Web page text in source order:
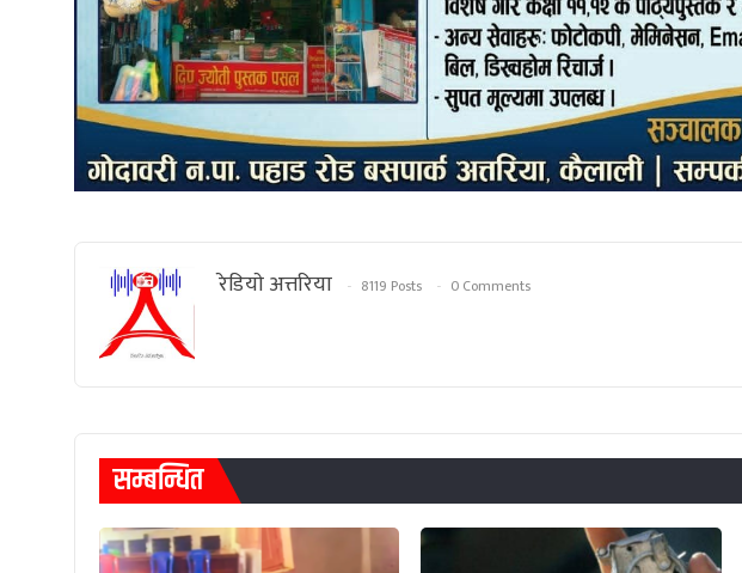
रेडियाे अत्तरिया 8119 Posts 0 Comments
सम्बन्धित